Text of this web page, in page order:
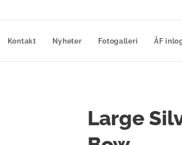
Kontakt Nyheter Fotogalleri ÅF
Large